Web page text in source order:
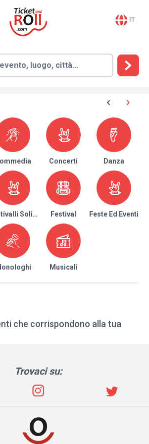
IT
Concerti Danza
Solidari Festival Feste Ed Eventi
Musicali
che corrispondono alla tua
Trovaci su: